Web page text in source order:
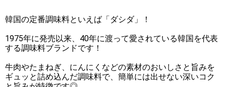
韓国の定番調味料といえば「ダシダ」！
1975年に発売以来、40年に渡って愛されている韓国を代表
する調味料ブランドです！
牛肉やたまねぎ、にんにくなどの素材のおいしさと旨みを
ギュッと詰め込んだ調味料で、簡単には出せない深いコク